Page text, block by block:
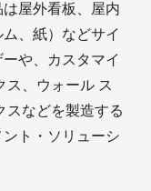
屋外看板、屋内
、紙）などサイ
や、カスタマイ
ス、ウォール ス
スなどを製造する
ト・ソリューシ